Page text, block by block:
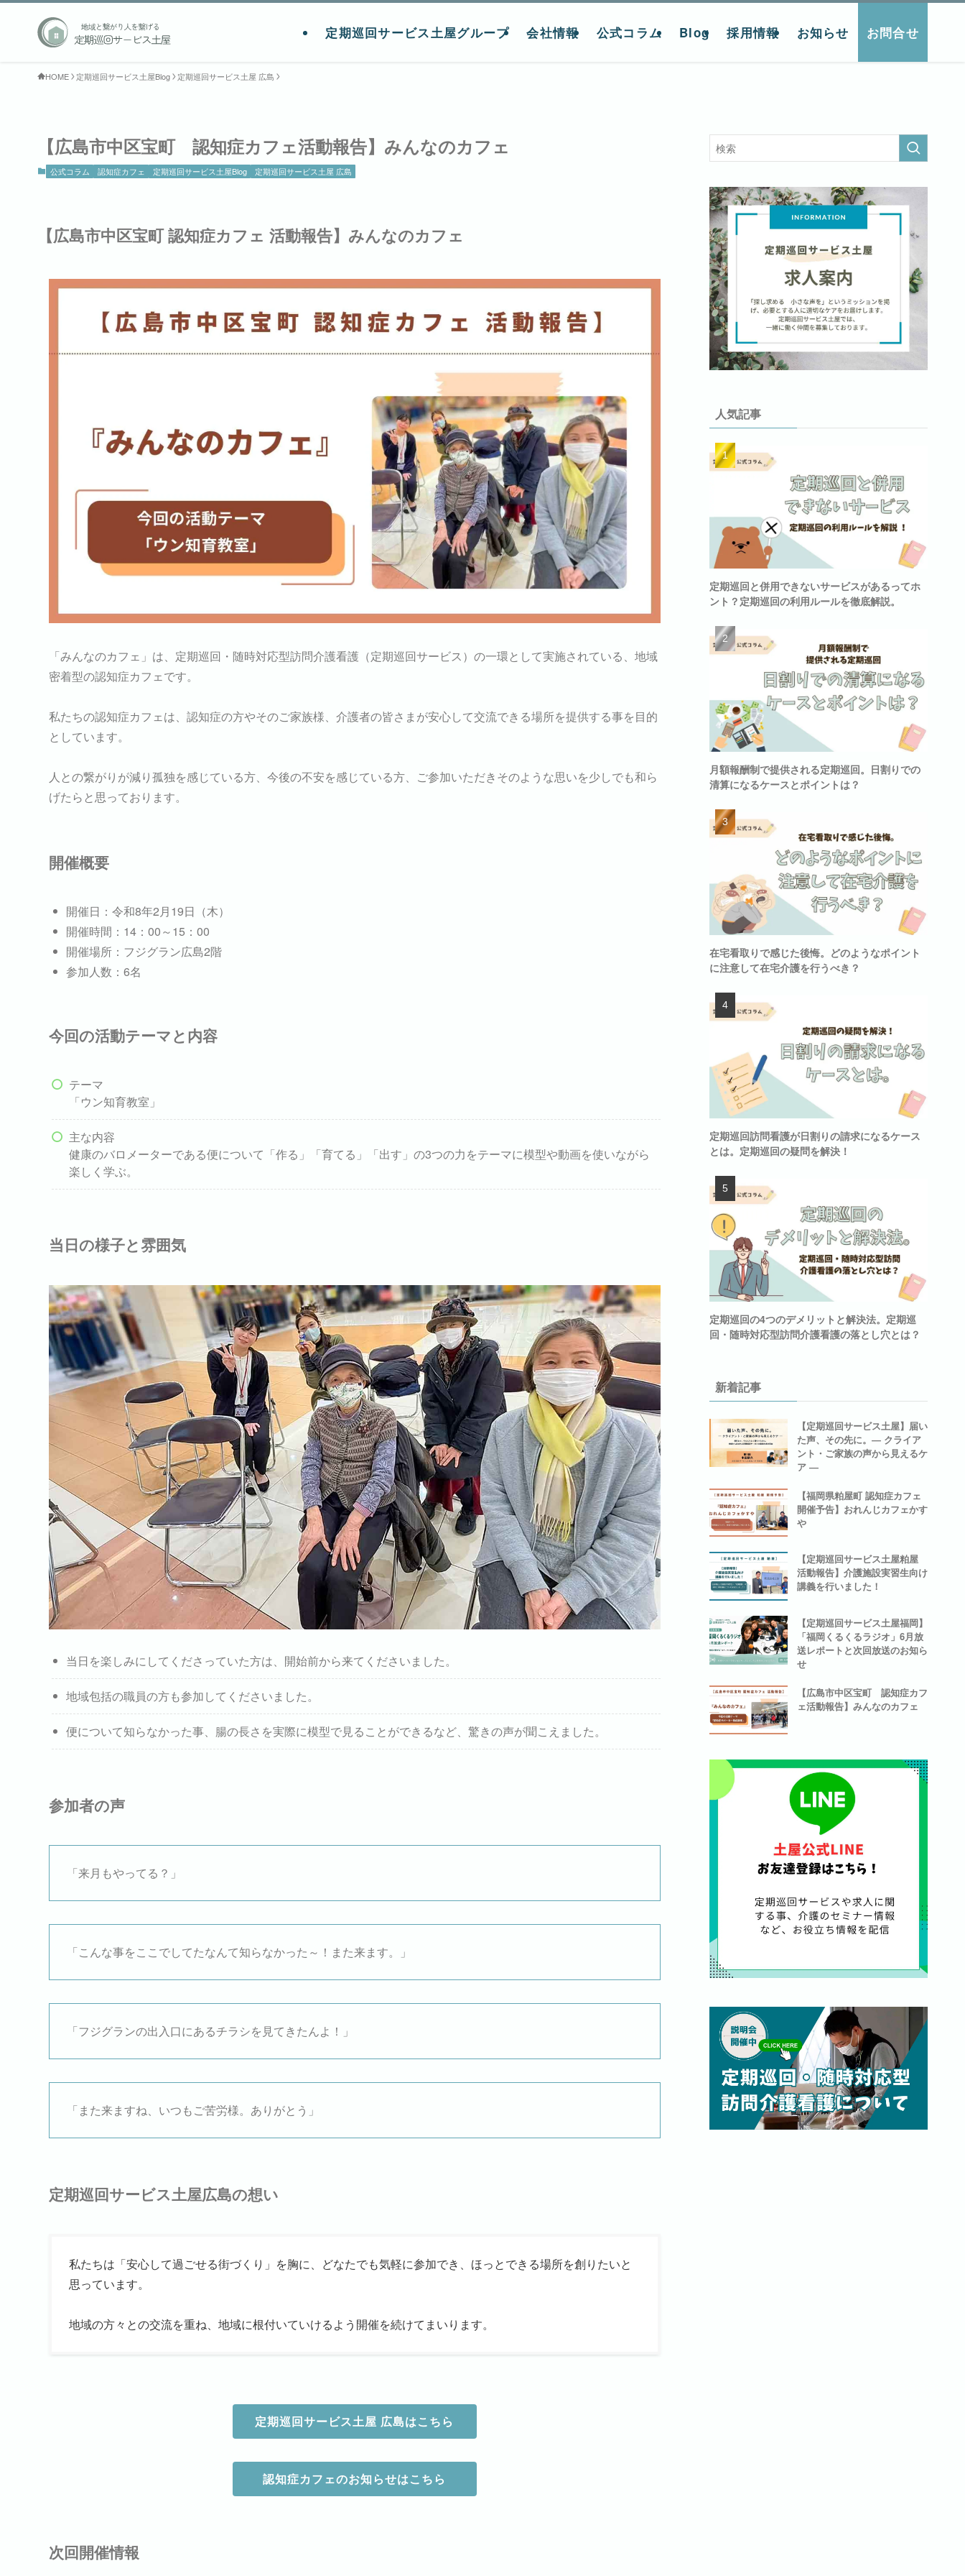
定期巡回サービス土屋グループ 会社情報 公式コラム Blog 採用情報 お知らせ お問合せ
HOME 定期巡回サービス土屋Blog 定期巡回サービス土屋 広島
【広島市中区宝町 認知症カフェ活動報告】みんなのカフェ
公式コラム 認知症カフェ 定期巡回サービス土屋Blog 定期巡回サービス土屋 広島
【広島市中区宝町 認知症カフェ 活動報告】みんなのカフェ
「みんなのカフェ」は、定期巡回・随時対応型訪問介護看護（定期巡回サービス）の一環として実施されている、地域
密着型の認知症カフェです。
私たちの認知症カフェは、認知症の方やそのご家族様、介護者の皆さまが安心して交流できる場所を提供する事を目的
としています。
人との繋がりが減り孤独を感じている方、今後の不安を感じている方、ご参加いただきそのような思いを少しでも和ら
げたらと思っております。
開催概要
開催日：令和8年2月19日（木）
開催時間：14：00～15：00
開催場所：フジグラン広島2階
参加人数：6名
今回の活動テーマと内容
テーマ
「ウン知育教室」
主な内容
健康のバロメーターである便について「作る」「育てる」「出す」の3つの力をテーマに模型や動画を使いながら
楽しく学ぶ。
当日の様子と雰囲気
当日を楽しみにしてくださっていた方は、開始前から来てくださいました。
地域包括の職員の方も参加してくださいました。
便について知らなかった事、腸の長さを実際に模型で見ることができるなど、驚きの声が聞こえました。
参加者の声
「来月もやってる？」
「こんな事をここでしてたなんて知らなかった～！また来ます。」
「フジグランの出入口にあるチラシを見てきたんよ！」
「また来ますね、いつもご苦労様。ありがとう」
定期巡回サービス土屋広島の想い
私たちは「安心して過ごせる街づくり」を胸に、どなたでも気軽に参加でき、ほっとできる場所を創りたいと
思っています。
地域の方々との交流を重ね、地域に根付いていけるよう開催を続けてまいります。
定期巡回サービス土屋 広島はこちら
認知症カフェのお知らせはこちら
次回開催情報
人気記事
定期巡回と併用できないサービスがあるってホ
ント？定期巡回の利用ルールを徹底解説。
月額報酬制で提供される定期巡回。日割りでの
清算になるケースとポイントは？
在宅看取りで感じた後悔。どのようなポイント
に注意して在宅介護を行うべき？
定期巡回訪問看護が日割りの請求になるケース
とは。定期巡回の疑問を解決！
定期巡回の4つのデメリットと解決法。定期巡
回・随時対応型訪問介護看護の落とし穴とは？
新着記事
【定期巡回サービス土屋】届い
た声、その先に。― クライア
ント・ご家族の声から見えるケ
ア ―
【福岡県粕屋町 認知症カフェ
開催予告】おれんじカフェかす
や
【定期巡回サービス土屋粕屋
活動報告】介護施設実習生向け
講義を行いました！
【定期巡回サービス土屋福岡】
「福岡くるくるラジオ」6月放
送レポートと次回放送のお知ら
せ
【広島市中区宝町 認知症カフ
ェ活動報告】みんなのカフェ